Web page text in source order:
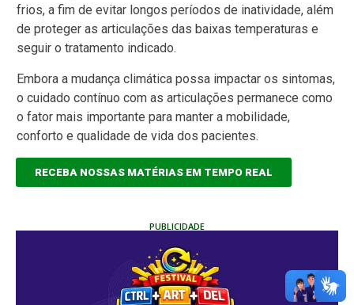
frios, a fim de evitar longos períodos de inatividade, além
de proteger as articulações das baixas temperaturas e
seguir o tratamento indicado.
Embora a mudança climática possa impactar os sintomas,
o cuidado contínuo com as articulações permanece como
o fator mais importante para manter a mobilidade,
conforto e qualidade de vida dos pacientes.
RECEBA NOSSAS MATÉRIAS EM TEMPO REAL
PUBLICIDADE